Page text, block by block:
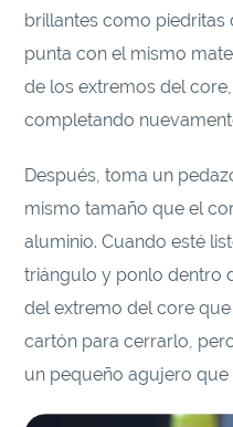
brillantes como piedritas
punta con el mismo
de los extremos del
completando
Después, toma un
mismo tamaño que el
aluminio. Cuando esté
triángulo y ponlo dentro
del extremo del core
cartón para cerrarlo,
un pequeño agujero